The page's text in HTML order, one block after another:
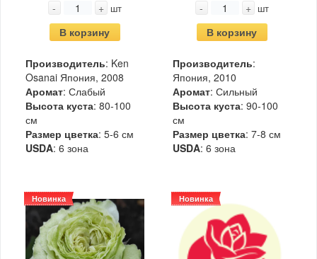
- + шт
В корзину
Производитель: Ken
Osanai Япония, 2008
Аромат: Слабый
Высота куста: 80-100
см
Размер цветка: 5-6 см
USDA: 6 зона
- + шт
В корзину
Производитель:
Япония, 2010
Аромат: Сильный
Высота куста: 90-100
см
Размер цветка: 7-8 см
USDA: 6 зона
Новинка Новинка